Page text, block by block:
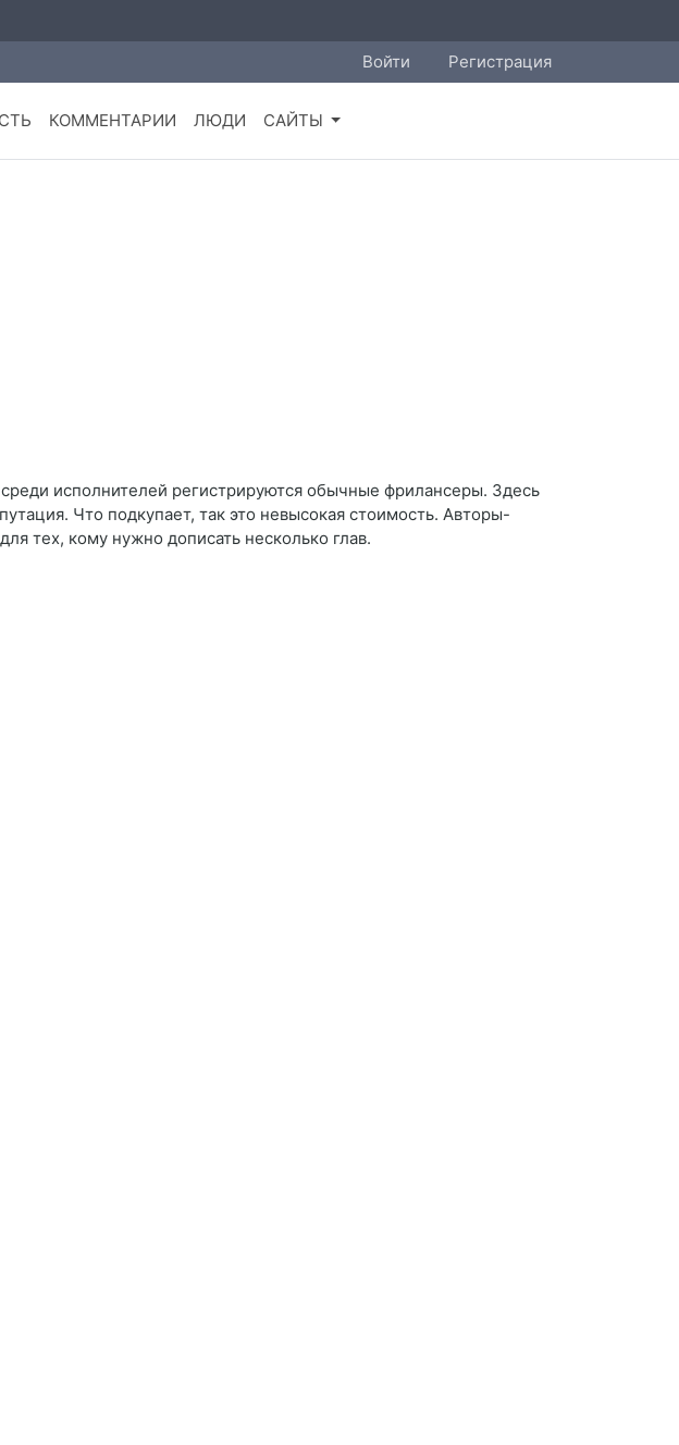
Войти Регистрация
КОММЕНТАРИИ ЛЮДИ САЙТЫ
исполнителей регистрируются обычные фрилансеры. Здесь
Что подкупает, так это невысокая стоимость. Авторы-
тех, кому нужно дописать несколько глав.